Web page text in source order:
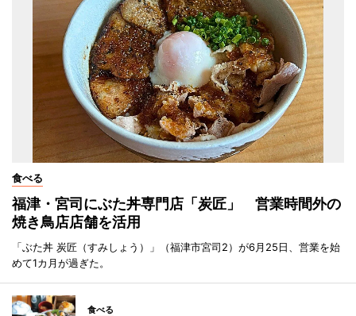
食べる
福津・宮司にぶた丼専門店「炭匠」 営業時間外の
焼き鳥店店舗を活用
「ぶた丼 炭匠（すみしょう）」（福津市宮司2）が6月25日、営業を始
めて1カ月が過ぎた。
食べる